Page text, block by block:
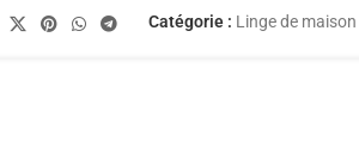
Catégorie : Linge de maison